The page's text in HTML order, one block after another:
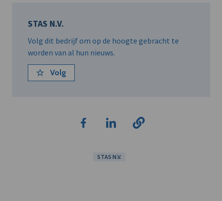
STAS N.V.
Volg dit bedrijf om op de hoogte gebracht te
worden van al hun nieuws.
Volg
STAS N.V.